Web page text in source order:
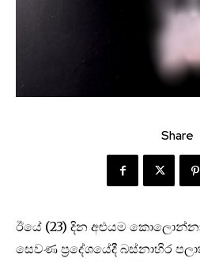
Share
ඊයේ (23) දින අළුයම
සෙවණ ප්‍රදේශයේදී බස්නාහිර